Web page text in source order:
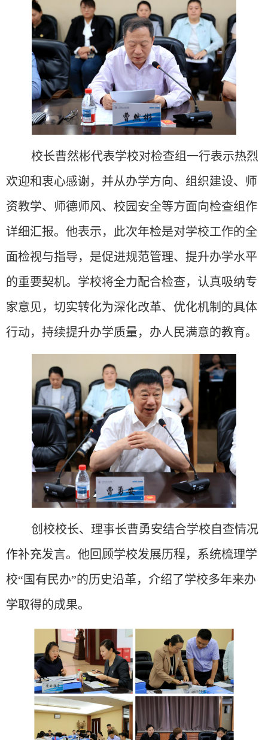
校长曹然彬代表学校对检查组一行表示热烈
欢迎和衷心感谢，并从办学方向、组织建设、师
资教学、师德师风、校园安全等方面向检查组作
详细汇报。他表示，此次年检是对学校工作的全
面检视与指导，是促进规范管理、提升办学水平
的重要契机。学校将全力配合检查，认真吸纳专
家意见，切实转化为深化改革、优化机制的具体
行动，持续提升办学质量，办人民满意的教育。
创校校长、理事长曹勇安结合学校自查情况
作补充发言。他回顾学校发展历程，系统梳理学
校“国有民办”的历史沿革，介绍了学校多年来办
学取得的成果。